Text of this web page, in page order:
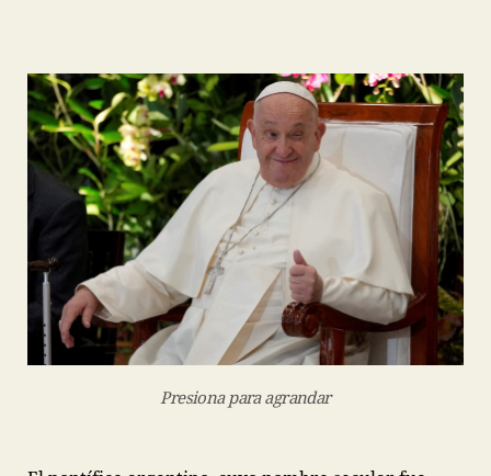
Presiona para agrandar